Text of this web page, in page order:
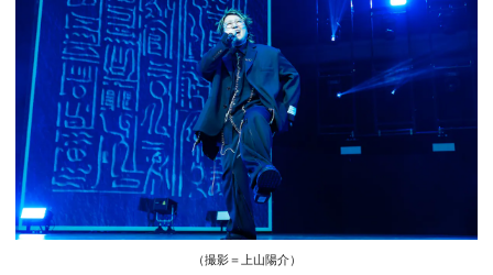
（撮影＝上山陽介）